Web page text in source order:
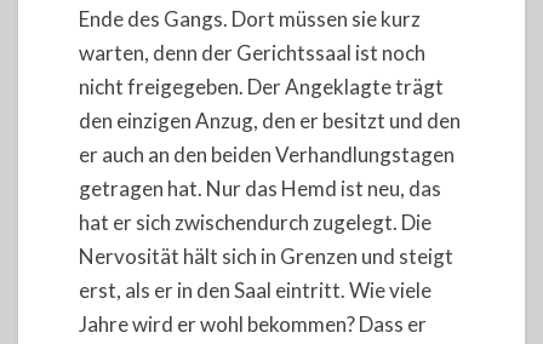
Ende des Gangs. Dort müssen sie kurz
warten, denn der Gerichtssaal ist noch
nicht freigegeben. Der Angeklagte trägt
den einzigen Anzug, den er besitzt und den
er auch an den beiden Verhandlungstagen
getragen hat. Nur das Hemd ist neu, das
hat er sich zwischendurch zugelegt. Die
Nervosität hält sich in Grenzen und steigt
erst, als er in den Saal eintritt. Wie viele
Jahre wird er wohl bekommen? Dass er